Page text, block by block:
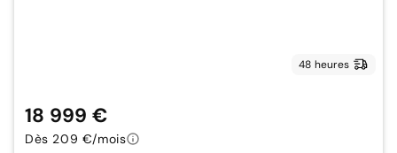
48 heures
18 999 €
Dès 209 €/mois